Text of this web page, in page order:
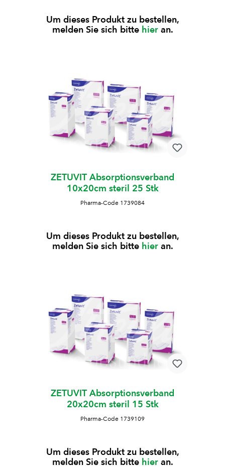
Um dieses Produkt zu bestellen,
melden Sie sich bitte hieran.
ZETUVIT Absorptionsverband
10x20cm steril 25 Stk
Pharma-Code 1739084
Um dieses Produkt zu bestellen,
melden Sie sich bitte hieran.
ZETUVIT Absorptionsverband
20x20cm steril 15 Stk
Pharma-Code 1739109
Um dieses Produkt zu bestellen,
melden Sie sich bitte hieran.